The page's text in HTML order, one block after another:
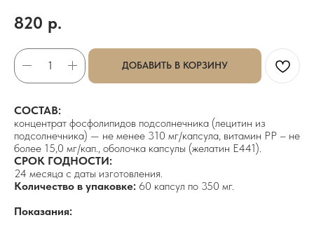
820 р.
ДОБАВИТЬ В КОРЗИНУ
СОСТАВ:
концентрат фосфолипидов подсолнечника (лецитин из
подсолнечника) — не менее 310 мг/капсула, витамин РР – не
более 15,0 мг/кап., оболочка капсулы (желатин Е441).
СРОК ГОДНОСТИ:
24 месяца с даты изготовления.
Количество в упаковке: 60 капсул по 350 мг.
Показания: